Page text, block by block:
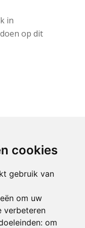
cookies
gebruik van
om uw
verbeteren
om
in
op dit